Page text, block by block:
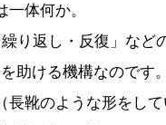
体何か。
繰り返し・反復」など
助ける機構なのです
長靴のような形をし